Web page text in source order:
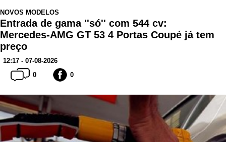
NOVOS MODELOS
Entrada de gama ''só'' com 544 cv:
Mercedes-AMG GT 53 4 Portas Coupé já tem
preço
12:17 - 07-08-2026
0
0